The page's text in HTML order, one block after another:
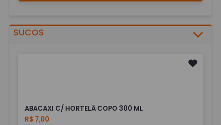
SUCOS
ABACAXI C/ HORTELÃ COPO 300 ML
R$ 7,00